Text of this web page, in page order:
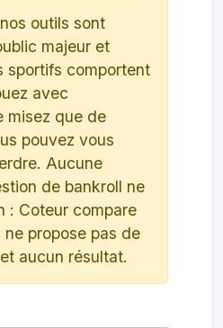
nos outils sont
majeur et
sportifs comportent
avec
misez que de
pouvez vous
Aucune
de bankroll ne
: Coteur compare
propose pas de
aucun résultat.